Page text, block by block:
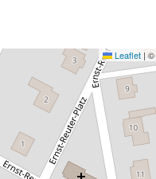
Leaflet | ©